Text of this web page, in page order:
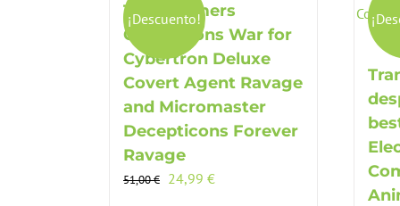
¡Descuento!
Transformers
Generations War for
Cybertron Deluxe
Covert Agent Ravage
and Micromaster
Decepticons Forever
Ravage
51,00€ El
24,99 €El